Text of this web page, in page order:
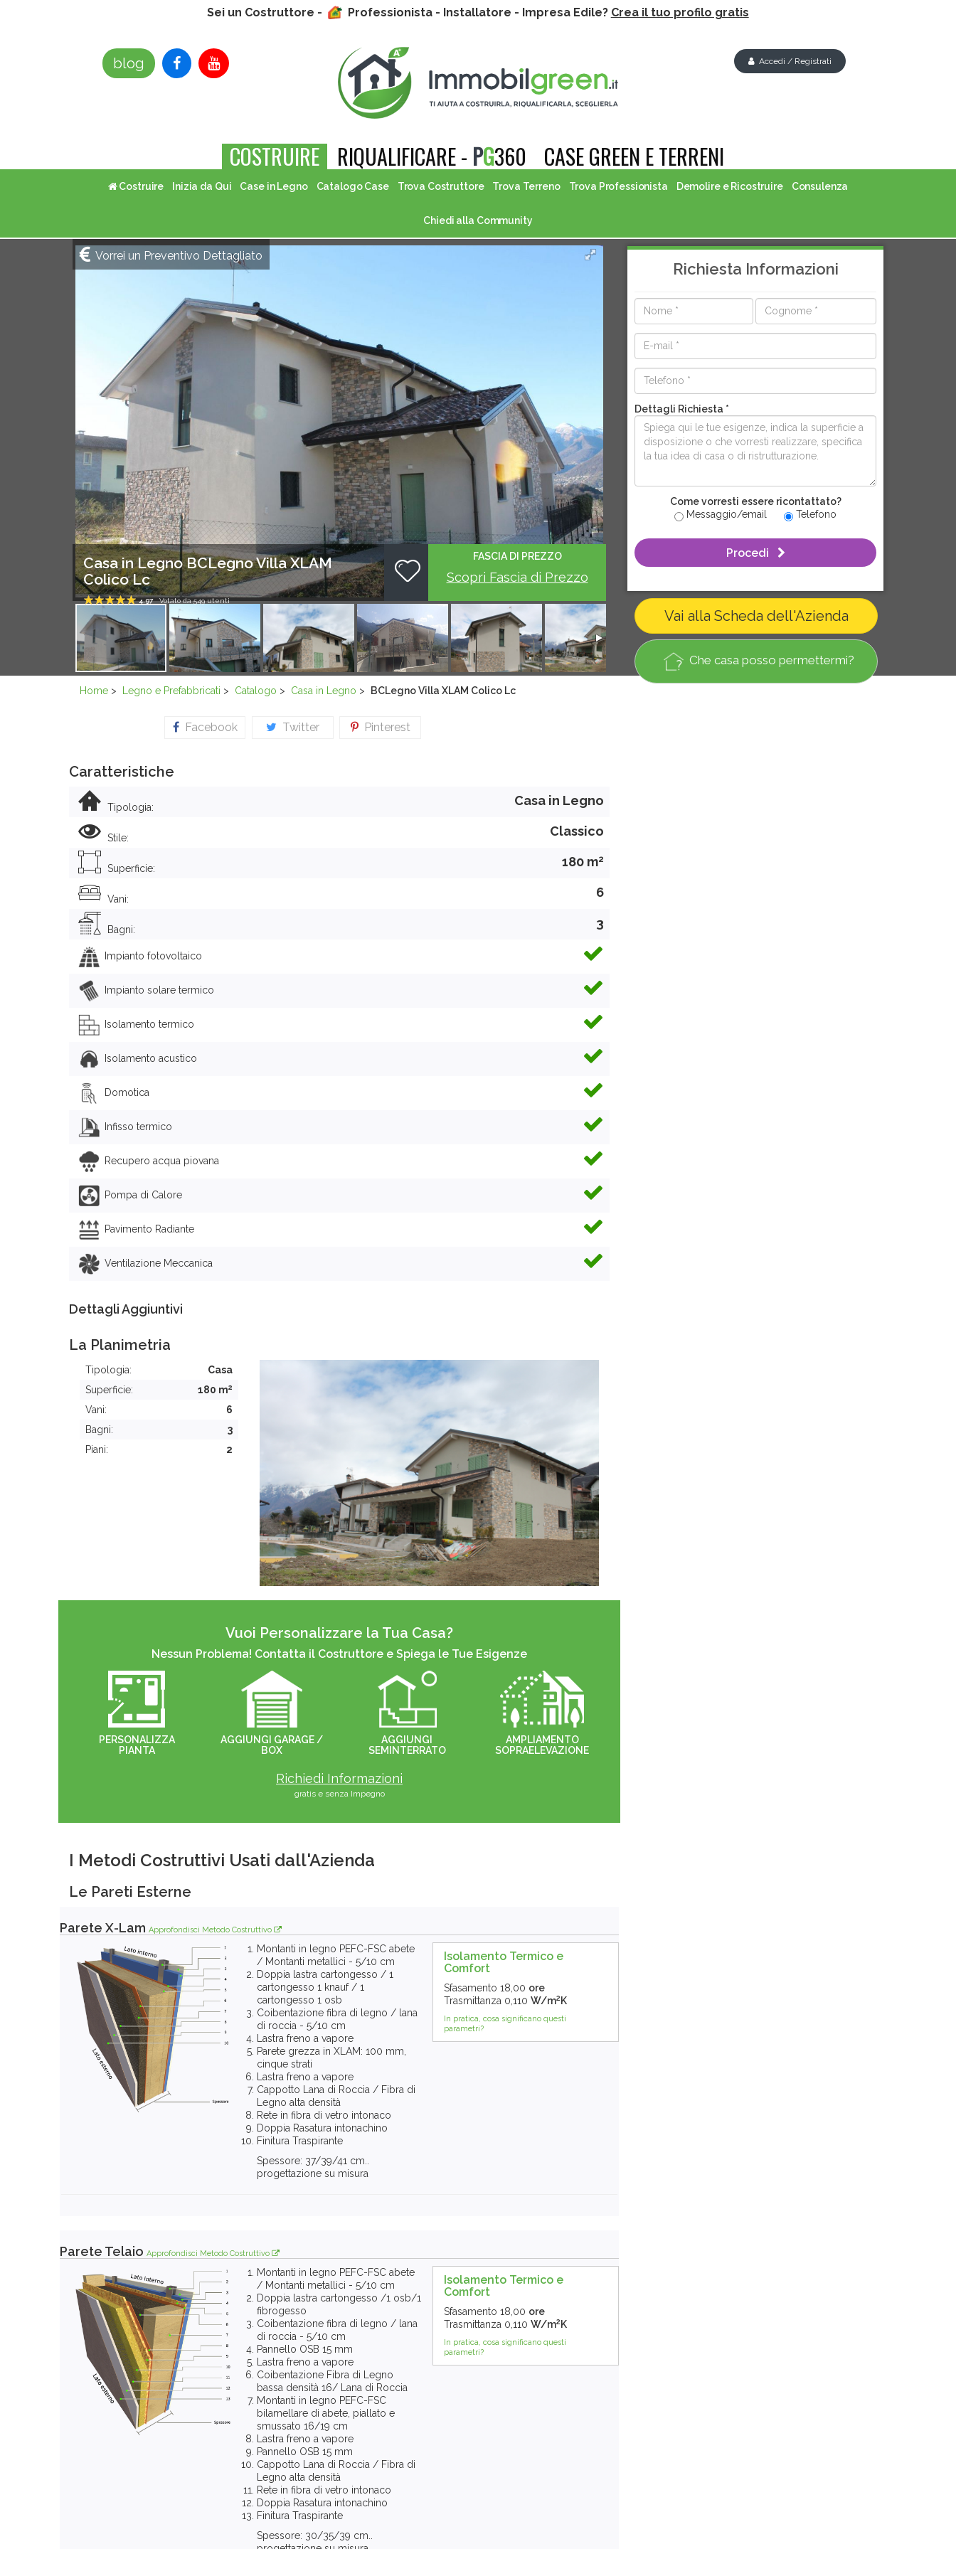
Sei un Costruttore - Professionista - Installatore - Impresa Edile? Crea il tuo profilo gratis
blog Accedi / Registrati
COSTRUIRE RIQUALIFICARE - PG360 CASE GREEN E TERRENI
Costruire Inizia da Qui Case in Legno Catalogo Case Trova Costruttore Trova Terreno Trova Professionista Demolire e Ricostruire Consulenza
Chiedi alla Community
Casa in Legno BCLegno Villa XLAM
Colico Lc
4.97Votato da549utenti
FASCIA DI PREZZO
Scopri Fascia di Prezzo
Vorrei un Preventivo Dettagliato
Richiesta Informazioni
Dettagli Richiesta *
Come vorresti essere ricontattato?
Messaggio/email
Telefono
Procedi
Che casa posso permettermi?
Vai alla Scheda dell'Azienda
Home > Legno e Prefabbricati > Catalogo > Casa in Legno > BCLegno Villa XLAM Colico Lc
Facebook Twitter Pinterest
Caratteristiche
Tipologia: Casa in Legno
Stile: Classico
Superficie: 180 m2
Vani: 6
Bagni: 3
Impianto fotovoltaico
Impianto solare termico
Isolamento termico
Isolamento acustico
Domotica
Infisso termico
Recupero acqua piovana
Pompa di Calore
Pavimento Radiante
Ventilazione Meccanica
Dettagli Aggiuntivi
La Planimetria
Tipologia:
Casa
Superficie:
180 m2
Vani:
6
Bagni:
3
Piani:
2
Vuoi Personalizzare la Tua Casa?
Nessun Problema! Contatta il Costruttore e Spiega le Tue Esigenze
PERSONALIZZA
PIANTA
AGGIUNGI GARAGE /
BOX
AGGIUNGI
SEMINTERRATO
AMPLIAMENTO
SOPRAELEVAZIONE
Richiedi Informazioni
gratis e senza Impegno
I Metodi Costruttivi Usati dall'Azienda
Le Pareti Esterne
Parete X-Lam Approfondisci Metodo Costruttivo
Montanti in legno PEFC-FSC abete
/ Montanti metallici - 5/10 cm
Doppia lastra cartongesso / 1
cartongesso 1 knauf / 1
cartongesso 1 osb
Coibentazione fibra di legno / lana
di roccia - 5/10 cm
Lastra freno a vapore
Parete grezza in XLAM: 100 mm,
cinque strati
Lastra freno a vapore
Cappotto Lana di Roccia / Fibra di
Legno alta densità
Rete in fibra di vetro intonaco
Doppia Rasatura intonachino
Finitura Traspirante
Spessore: 37/39/41 cm..
progettazione su misura
Isolamento Termico e
Comfort
Sfasamento 18,00 ore
Trasmittanza 0,110 W/m2 K
In pratica, cosa significano questi
parametri?
Parete Telaio Approfondisci Metodo Costruttivo
Montanti in legno PEFC-FSC abete
/ Montanti metallici - 5/10 cm
Doppia lastra cartongesso /1 osb/1
fibrogesso
Coibentazione fibra di legno / lana
di roccia - 5/10 cm
Pannello OSB 15 mm
Lastra freno a vapore
Coibentazione Fibra di Legno
bassa densità 16/ Lana di Roccia
Montanti in legno PEFC-FSC
bilamellare di abete, piallato e
smussato 16/19 cm
Lastra freno a vapore
Pannello OSB 15 mm
Cappotto Lana di Roccia / Fibra di
Legno alta densità
Rete in fibra di vetro intonaco
Doppia Rasatura intonachino
Finitura Traspirante
Spessore: 30/35/39 cm..
Isolamento Termico e
Comfort
Sfasamento 18,00 ore
Trasmittanza 0,110 W/m2 K
In pratica, cosa significano questi
parametri?